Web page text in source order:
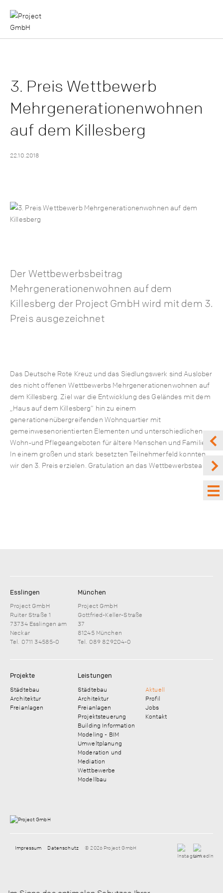
3. Preis Wettbewerb
Mehrgenerationenwohnen
auf dem Killesberg
22.10.2018
Der Wettbewerbsbeitrag
Mehrgenerationenwohnen auf dem
Killesberg der Project GmbH wird mit dem 3.
Preis ausgezeichnet
Das Deutsche Rote Kreuz und das Siedlungswerk sind Auslober
des nicht offenen Wettbewerbs Mehrgenerationenwohnen auf
dem Killesberg. Ziel war die Entwicklung des Geländes mit dem
„Haus auf dem Killesberg“ hin zu einem
generationenübergreifenden Wohnquartier mit
gemeinwesenorientierten Elementen und unterschiedlichen
Wohn‐und Pflegeangeboten für ältere Menschen und Familien.
In einem großen und stark besetzten Teilnehmerfeld konnten
wir den 3. Preis erzielen. Gratulation an das Wettbewerbsteam!
Esslingen
Project GmbH
Ruiter Straße 1
73734 Esslingen am
Neckar
Tel. 0711 34585-0
München
Project GmbH
Gottfried-Keller-Straße
37
81245 München
Tel. 089 829204-0
Projekte
Städtebau
Architektur
Freianlagen
Leistungen
Städtebau
Architektur
Freianlagen
Projektsteuerung
Building Information
Modeling - BIM
Umweltplanung
Moderation und
Mediation
Wettbewerbe
Modellbau
Aktuell
Profil
Jobs
Kontakt
Impressum Datenschutz © 2026 Project GmbH